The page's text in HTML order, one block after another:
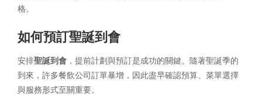
格。
如何預訂聖誕到會
安排聖誕到會 ，提前計劃與預訂是成功的關鍵。隨著聖誕季的
到來，許多餐飲公司訂單暴增，因此盡早確認預算、菜單選擇
與服務形式至關重要。